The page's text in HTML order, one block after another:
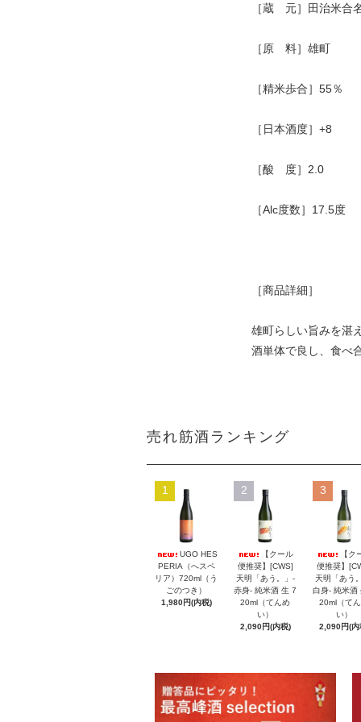
［蔵 元］田治米合
［原 料］雄町
［精米歩合］55％
［日本酒度］+8
［酸 度］2.0
［Alc度数］17.5度
［商品詳細］
雄町らしい旨みを湛
酒単体で良し、食べ
売れ筋酒ランキング
1
UGO HES
PERIA（へスペ
リア）720ml（う
ごのつき）
1,980円(内税)
2
【クール
便推奨】[CWS]
天明「あう。」-
赤身- 純米酒 生 7
20ml（てんめ
い）
2,090円(内税)
3
【ク
便推奨】
天明「あう
白身- 純米酒
20ml（て
い）
2,090円(内